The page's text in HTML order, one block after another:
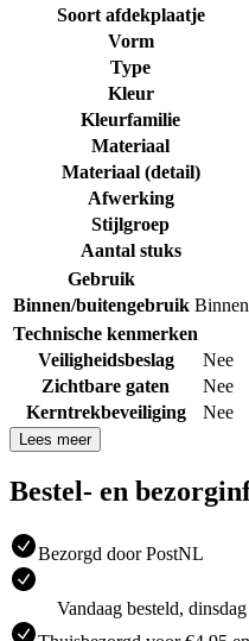
Soort afdekplaatje
Vorm
Type
Kleur
Kleurfamilie
Materiaal
Materiaal (detail)
Afwerking
Stijlgroep
Aantal stuks
Gebruik
Binnen/buitengebruik Binnen
Technische kenmerken
Veiligheidsbeslag
Nee
Zichtbare gaten
Nee
Kerntrekbeveiliging
Nee
Lees meer
Bestel- en
Bezorgd door PostNL
Vandaag besteld,